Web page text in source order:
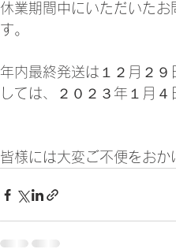
休業期間中にいただいた
す。
年内最終発送は１２月２
しては、２０２３年１月４
皆様には大変ご不便をおか